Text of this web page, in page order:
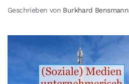
Geschrieben von Burkhard Bensmann